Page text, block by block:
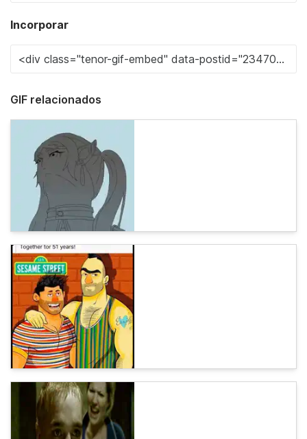
Incorporar
GIF relacionados